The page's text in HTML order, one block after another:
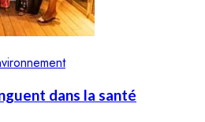
dans la santé